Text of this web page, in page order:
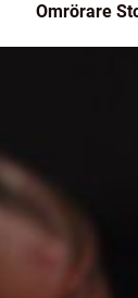
Omrörare